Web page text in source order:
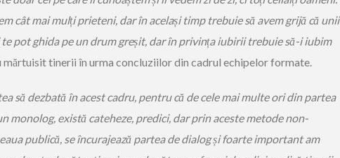
cât mai mulți prieteni, dar în același timp trebuie să avem grijă că unii
pot ghida pe un drum greșit, dar în privința iubirii trebuie să-i iubim
mărtuisit tinerii în urma concluziilor din cadrul echipelor formate.
să dezbată în acest cadru, pentru că de cele mai multe ori din partea
monolog, există cateheze, predici, dar prin aceste metode non-
publică, se încurajează partea de dialog și foarte important am